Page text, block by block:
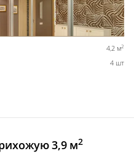
4,2 м2
4 шт
3,9 м2